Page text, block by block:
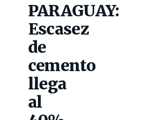
PARAGUAY:
Escasez
de
cemento
llega
al